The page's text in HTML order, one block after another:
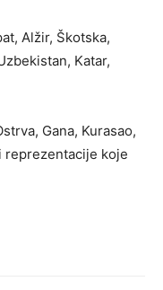
Alžir, Škotska,
Katar,
Gana, Kurasao,
reprezentacije koje